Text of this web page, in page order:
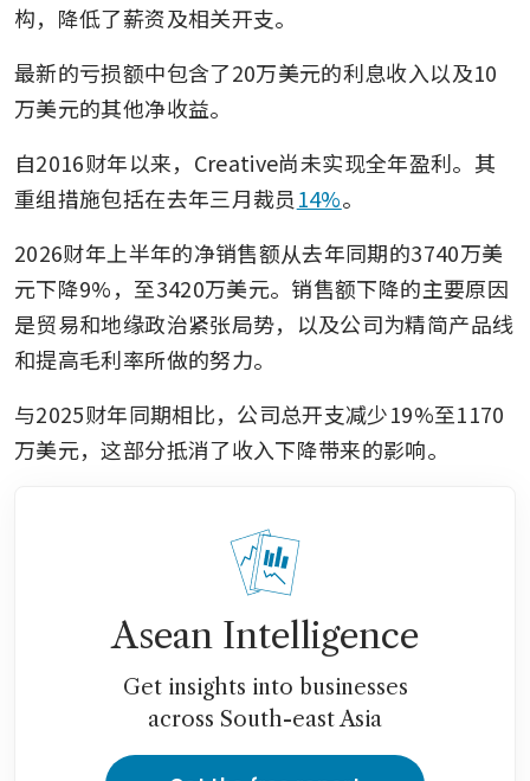
构，降低了薪资及相关开支。
最新的亏损额中包含了20万美元的利息收入以及10
万美元的其他净收益。
自2016财年以来，Creative尚未实现全年盈利。其
重组措施包括在去年三月裁员14%。
2026财年上半年的净销售额从去年同期的3740万美
元下降9%，至3420万美元。销售额下降的主要原因
是贸易和地缘政治紧张局势，以及公司为精简产品线
和提高毛利率所做的努力。
与2025财年同期相比，公司总开支减少19%至1170
万美元，这部分抵消了收入下降带来的影响。
Asean Intelligence
Get insights into businesses
across South-east Asia